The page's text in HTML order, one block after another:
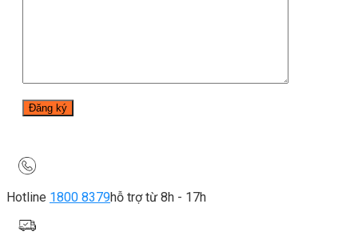
Hotline 1800 8379hỗ trợ từ 8h - 17h